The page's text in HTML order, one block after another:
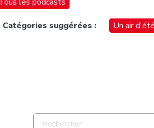
Catégories suggérées : Un air